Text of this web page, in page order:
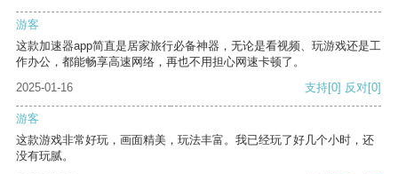
游客
这款加速器app简直是居家旅行必备神器，无论是看视频、玩游戏还是工
作办公，都能畅享高速网络，再也不用担心网速卡顿了。
2025-01-16
支持[0] 反对[0]
游客
这款游戏非常好玩，画面精美，玩法丰富。我已经玩了好几个小时，还
没有玩腻。